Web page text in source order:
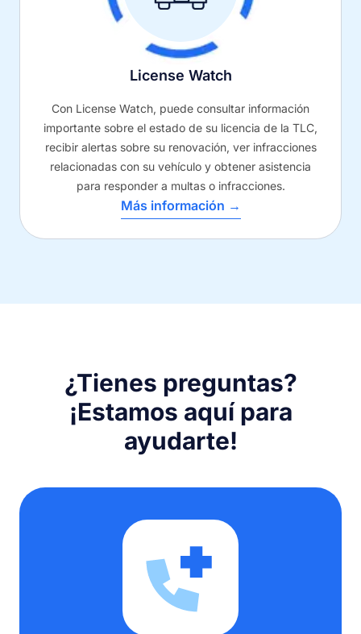
License Watch
Con License Watch, puede consultar información
importante sobre el estado de su licencia de la TLC,
recibir alertas sobre su renovación, ver infracciones
relacionadas con su vehículo y obtener asistencia
para responder a multas o infracciones.
Más información →
¿Tienes preguntas?
¡Estamos aquí para
ayudarte!